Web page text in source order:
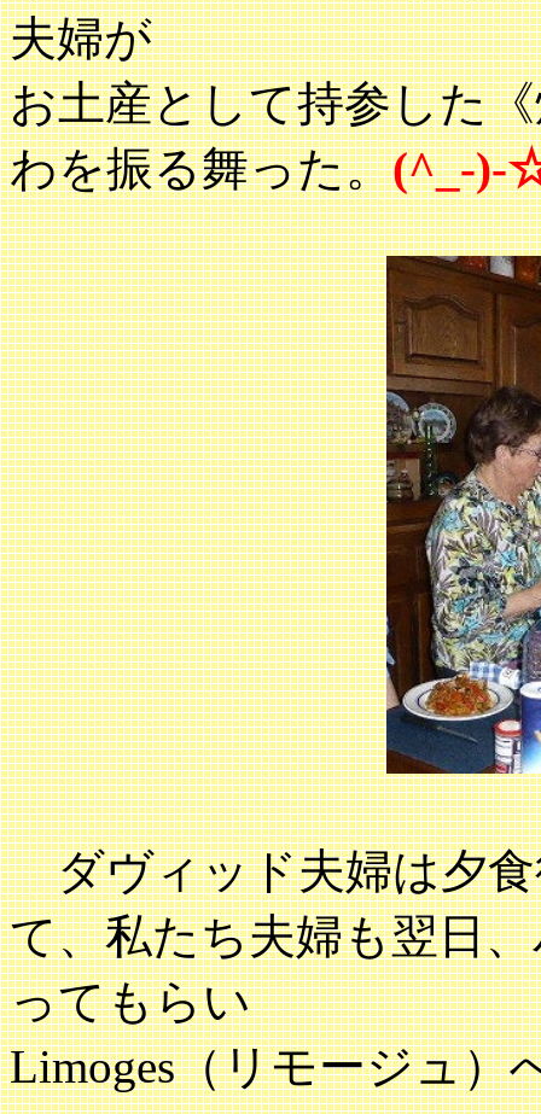
夫婦が
お土産として持参した
わを振る舞った。(^_-)-
ダヴィッド夫婦は夕食
て、私たち夫婦も翌日
ってもらい
Limoges（リモージュ）